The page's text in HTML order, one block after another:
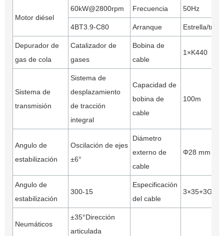
Motor diésel
60kW@2800rpm Frecuencia 50Hz
4BT3.9-C80 Arranque Estrella/
Depurador de
gas de cola
Catalizador de
gases
Bobina de
cable
1×K440
Sistema de
transmisión
Sistema de
desplazamiento
de tracción
integral
Capacidad de
bobina de
cable
100m
Angulo de
estabilización
Oscilación de ejes
±6°
Diámetro
externo de
cable
Φ28 mm
Angulo de
estabilización
300-15
Especificación
del cable
Neumáticos
±35°Dirección
articulada